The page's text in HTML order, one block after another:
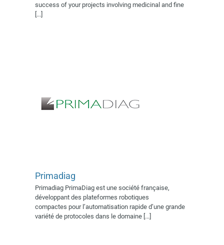
success of your projects involving medicinal and fine
[...]
Exposant 2022 Village AFSSI
Primadiag
Primadiag PrimaDiag est une société française,
développant des plateformes robotiques
compactes pour l’automatisation rapide d’une grande
variété de protocoles dans le domaine [...]
Satec
Expert AFSSI
Exposant 2018
Exposant 2022
Exposant 2023
Exposant 2024